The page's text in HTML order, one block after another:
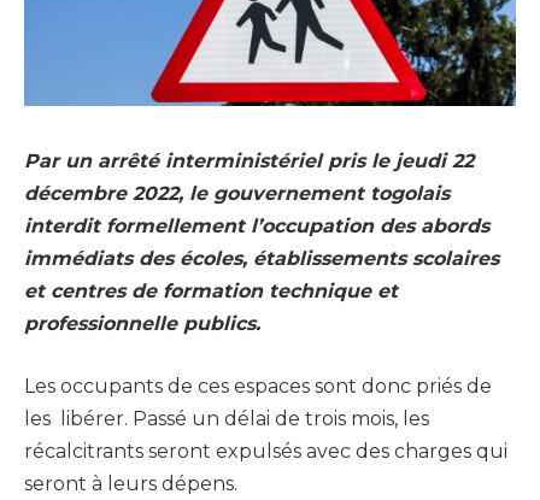
Par un arrêté interministériel pris le jeudi 22
décembre 2022, le gouvernement togolais
interdit formellement l’occupation des abords
immédiats des écoles, établissements scolaires
et centres de formation technique et
professionnelle publics.
Les occupants de ces espaces sont donc priés de
les libérer. Passé un délai de trois mois, les
récalcitrants seront expulsés avec des charges qui
seront à leurs dépens.